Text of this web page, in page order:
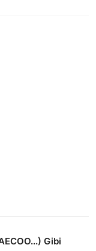
Gibi